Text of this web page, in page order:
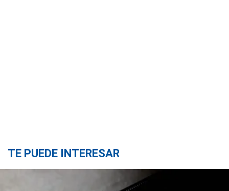
TE PUEDE INTERESAR